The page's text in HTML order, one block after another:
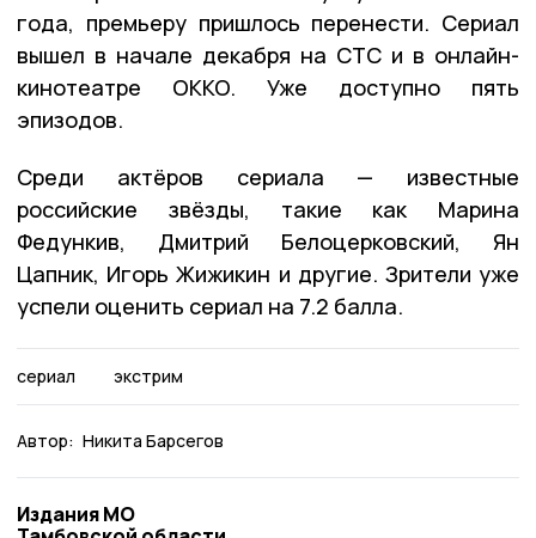
года, премьеру пришлось перенести. Сериал
вышел в начале декабря на СТС и в онлайн-
кинотеатре OKKO. Уже доступно пять
эпизодов.
Среди актёров сериала — известные
российские звёзды, такие как Марина
Федункив, Дмитрий Белоцерковский, Ян
Цапник, Игорь Жижикин и другие. Зрители уже
успели оценить сериал на 7.2 балла.
сериал экстрим
Автор: Никита Барсегов
Издания МО